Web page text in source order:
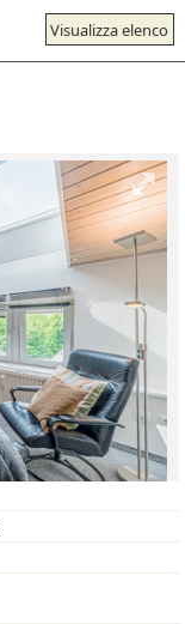
Visualizza elenco